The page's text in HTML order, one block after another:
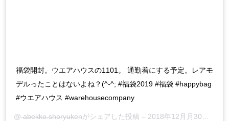
福袋開封。ウエアハウスの1101。 通勤着にする予定。レアモ
デルったことはないよね？(^-^; #福袋2019 #福袋 #happybag
#ウエアハウス #warehousecompany
@abekko.shoryukenがシェアした投稿 – 2018年12月月30日午後9時31分PST